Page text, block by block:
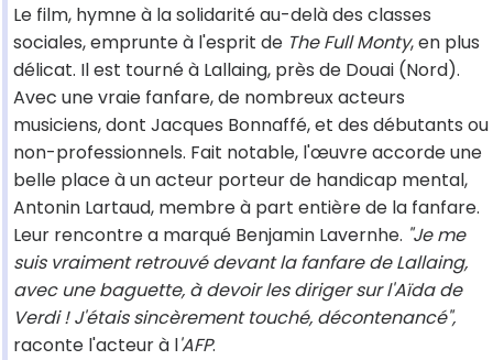
Le film, hymne à la solidarité au-delà des classes
sociales, emprunte à l'esprit de The Full Monty, en plus
délicat. Il est tourné à Lallaing, près de Douai (Nord).
Avec une vraie fanfare, de nombreux acteurs
musiciens, dont Jacques Bonnaffé, et des débutants ou
non-professionnels. Fait notable, l'œuvre accorde une
belle place à un acteur porteur de handicap mental,
Antonin Lartaud, membre à part entière de la fanfare.
Leur rencontre a marqué Benjamin Lavernhe. "Je me
suis vraiment retrouvé devant la fanfare de Lallaing,
avec une baguette, à devoir les diriger sur l'Aïda de
Verdi ! J'étais sincèrement touché, décontenancé",
raconte l'acteur à l'AFP.